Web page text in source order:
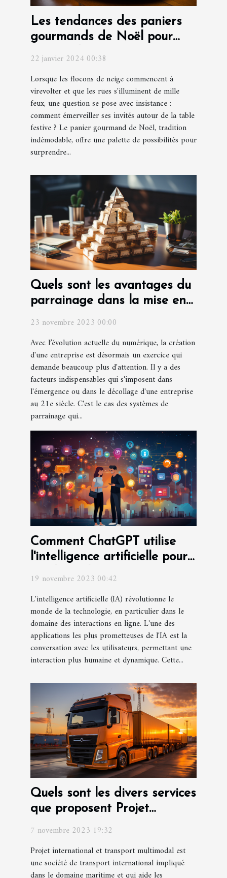
Les tendances des paniers
gourmands de Noël pour
surprendre vos invités
22 janvier 2024 00:38
Lorsque les flocons de neige commencent à
virevolter et que les rues s'illuminent de mille
feux, une question se pose avec insistance :
comment émerveiller ses invités autour de la table
festive ? Le panier gourmand de Noël, tradition
indémodable, offre une palette de possibilités pour
surprendre...
Quels sont les avantages du
parrainage dans la mise en
place d'une entreprise ?
23 novembre 2023 00:00
Avec l’évolution actuelle du numérique, la création
d'une entreprise est désormais un exercice qui
demande beaucoup plus d'attention. Il y a des
facteurs indispensables qui s'imposent dans
l'émergence ou dans le décollage d'une entreprise
au 21e siècle. C'est le cas des systèmes de
parrainage qui...
Comment ChatGPT utilise
l'intelligence artificielle pour
19 novembre 2023 00:42
L'intelligence artificielle (IA) révolutionne le
monde de la technologie, en particulier dans le
domaine des interactions en ligne. L'une des
applications les plus prometteuses de l'IA est la
conversation avec les utilisateurs, permettant une
interaction plus humaine et dynamique. Cette...
Quels sont les divers services
que proposent Projet
international et transport
7 novembre 2023 19:32
Projet international et transport multimodal est
une société de transport international impliqué